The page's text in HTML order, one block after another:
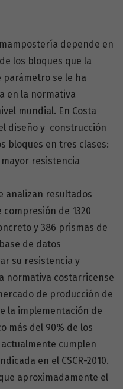
depende en
los bloques que la
se le ha
en la normativa
mundial. En Costa
diseño y construcción
bloques en tres clases:
mayor resistencia
analizan resultados
de 1320
y 386 prismas de
de datos
su resistencia y
normativa costarricense
de producción de
la implementación de
más del 90% de los
cumplen
en el CSCR-2010.
aproximadamente el